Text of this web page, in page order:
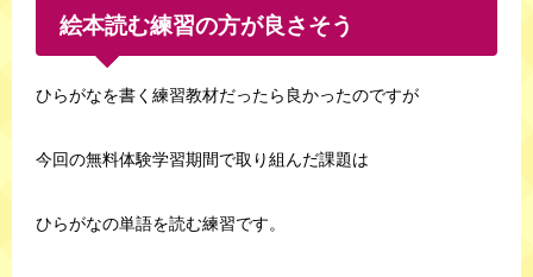
絵本読む練習の方が良さそう
ひらがなを書く練習教材だったら良かったのですが
今回の無料体験学習期間で取り組んだ課題は
ひらがなの単語を読む練習です。